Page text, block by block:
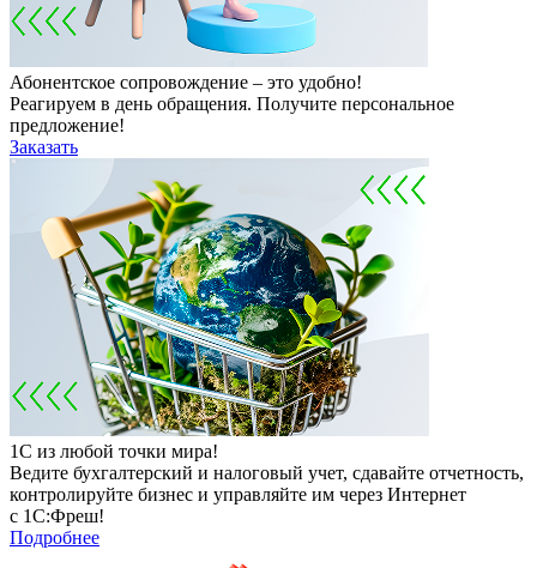
Абонентское сопровождение – это удобно!
Реагируем в день обращения. Получите персональное
предложение!
Заказать
1С из любой точки мира!
Ведите бухгалтерский и налоговый учет, сдавайте отчетность,
контролируйте бизнес и управляйте им через Интернет
с 1С:Фреш!
Подробнее